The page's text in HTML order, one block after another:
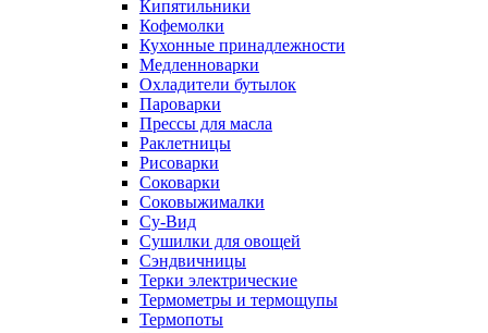
Кипятильники
Кофемолки
Кухонные принадлежности
Медленноварки
Охладители бутылок
Пароварки
Прессы для масла
Раклетницы
Рисоварки
Соковарки
Соковыжималки
Су-Вид
Сушилки для овощей
Сэндвичницы
Терки электрические
Термометры и термощупы
Термопоты